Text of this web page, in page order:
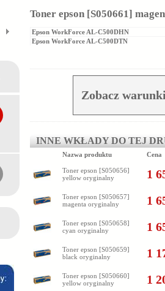
Toner epson [S050661]
Epson WorkForce AL-C500DHN
Epson WorkForce AL-C500DTN
Zobacz
INNE WKŁADY DO TEJ
Nazwa produktu Cena
Toner epson [S050656]
yellow oryginalny
1
Toner epson [S050657]
magenta oryginalny
1
Toner epson [S050658]
cyan oryginalny
1
Toner epson [S050659]
black oryginalny
1
Toner epson [S050660]
yellow oryginalny
1